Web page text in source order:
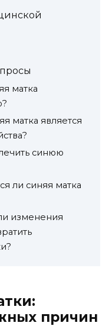
матка
матка является
синюю
ли синяя матка
изменения
причин